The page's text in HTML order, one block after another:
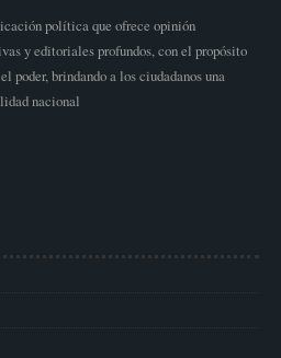
política que ofrece opinión
y editoriales profundos, con el propósito
poder, brindando a los ciudadanos una
nacional